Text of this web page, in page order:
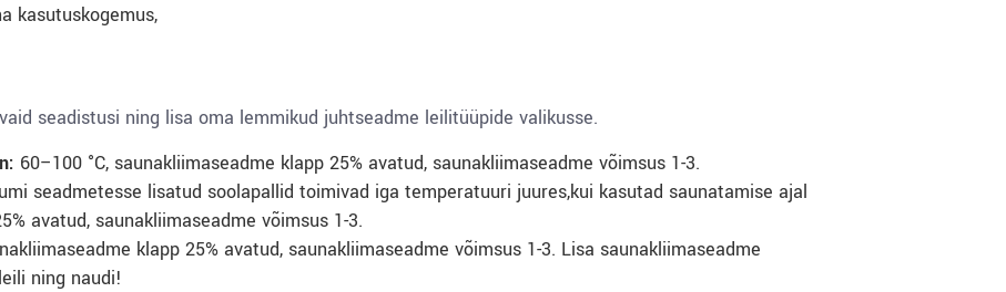
kasutuskogemus,
seadistusi ning lisa oma lemmikud juhtseadme leilitüüpide valikusse.
60–100 °C, saunakliimaseadme klapp 25% avatud, saunakliimaseadme võimsus 1-3.
seadmetesse lisatud soolapallid toimivad iga temperatuuri juures,kui kasutad saunatamise ajal
avatud, saunakliimaseadme võimsus 1-3.
klapp 25% avatud, saunakliimaseadme võimsus 1-3. Lisa saunakliimaseadme
ning naudi!